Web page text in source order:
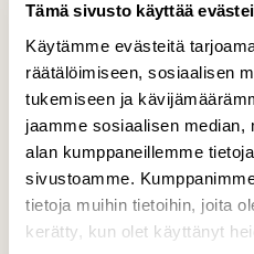
Tämä sivusto käyttää
Käytämme evästeitä
räätälöimiseen, sosiaalisen
tukemiseen ja
jaamme sosiaalisen median,
alan kumppaneillemme
sivustoamme.
tietoja muihin tietoihin, joita
kerätty, kun olet käyttänyt
Lumen
Mitähän siellä lumen
oikein tutkia? Ei
siinä kasvaa